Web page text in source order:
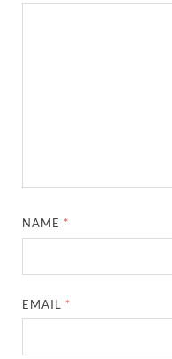
NAME *
EMAIL *